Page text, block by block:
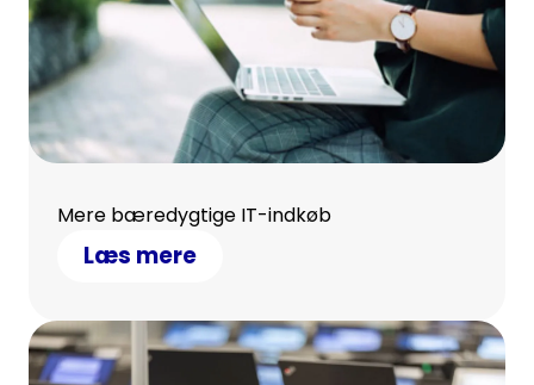
Mere bæredygtige IT-indkøb
Læs mere